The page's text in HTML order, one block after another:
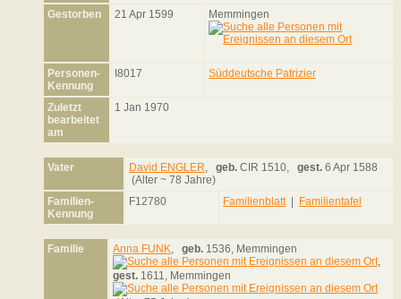
Gestorben
21 Apr 1599 Memmingen
Personen-
Kennung
I8017 Süddeutsche Patrizier
Zuletzt
bearbeitet
am
1 Jan 1970
Vater David ENGLER, geb. CIR 1510, gest. 6 Apr 1588
(Alter ~ 78 Jahre)
Familien-
Kennung
F12780 Familienblatt| Familientafel
Familie Anna FUNK, geb. 1536, Memmingen
,
gest. 1611, Memmingen